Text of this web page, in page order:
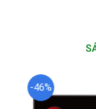
-46%